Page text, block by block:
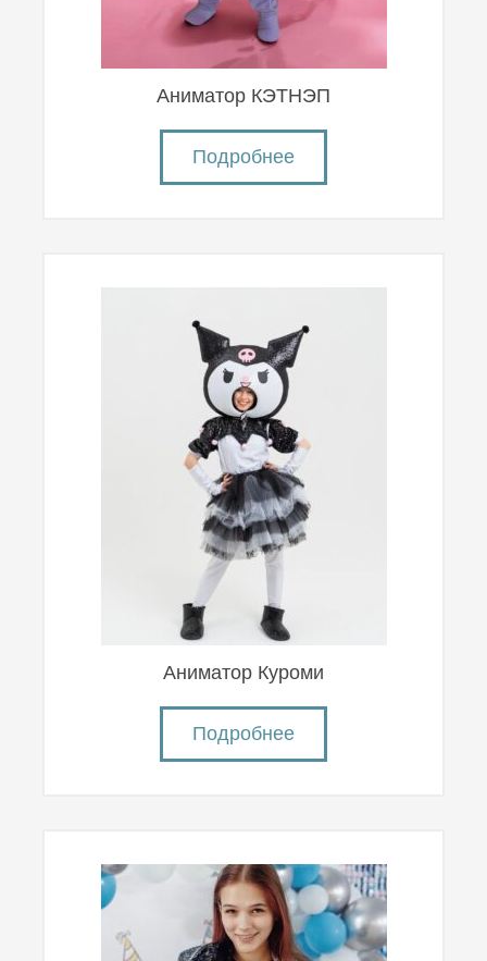
Аниматор КЭТНЭП
Подробнее
Аниматор Куроми
Подробнее